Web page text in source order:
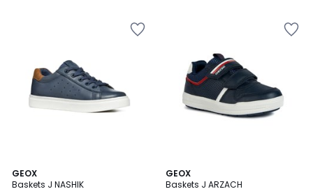
GEOX
Baskets J NASHIK
5
/
GEOX
Baskets J ARZACH
5
/
2
Couleurs